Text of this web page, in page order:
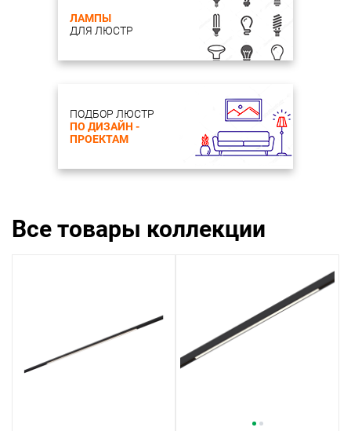
ЛАМПЫ
ДЛЯ ЛЮСТР
ПОДБОР ЛЮСТР
ПО ДИЗАЙН -
ПРОЕКТАМ
Все товары коллекции